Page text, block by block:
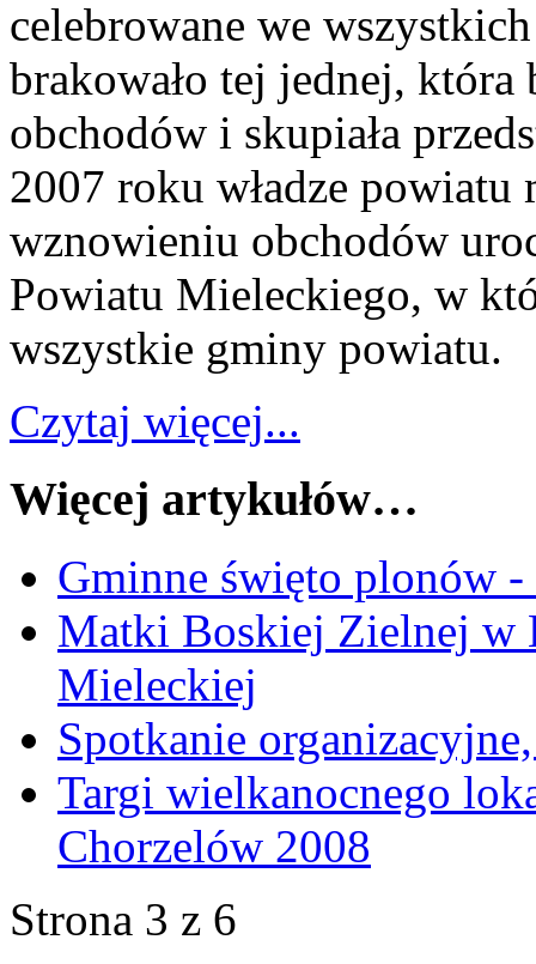
celebrowane we
brakowało tej jednej,
obchodów i skupiała
2007 roku władze powiatu
wznowieniu obchodów
Powiatu Mieleckiego, w
wszystkie gminy powiatu.
Czytaj więcej...
Więcej artykułów…
Gminne święto plonów
Matki Boskiej Zielnej w
Mieleckiej
Spotkanie
Targi wielkanocnego
Chorzelów 2008
Strona 3 z 6